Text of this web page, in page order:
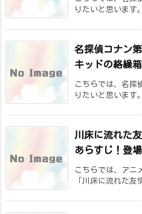
りたいと思います
名探偵コナン
キッドの絡繰箱
こちらでは、名探
りたいと思います
川床に流れた
あらすじ！登
こちらでは、アニ
「川床に流れた